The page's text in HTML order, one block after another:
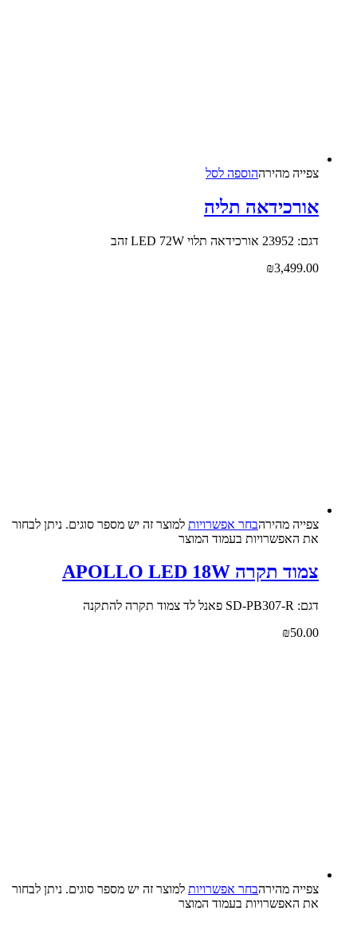
צפייה‬ ‫מהירה‬הוספה לסל
אורכידאה תליה
דגם: 23952 אורכידאה תלוי LED 72W זהב
₪3,499.00
צפייה‬ ‫מהירה‬בחר אפשרויות למוצר זה יש מספר סוגים. ניתן לבחור
את האפשרויות בעמוד המוצר
צמוד תקרה APOLLO LED 18W
דגם: SD-PB307-R פאנל לד צמוד תקרה להתקנה
₪50.00
צפייה‬ ‫מהירה‬בחר אפשרויות למוצר זה יש מספר סוגים. ניתן לבחור
את האפשרויות בעמוד המוצר